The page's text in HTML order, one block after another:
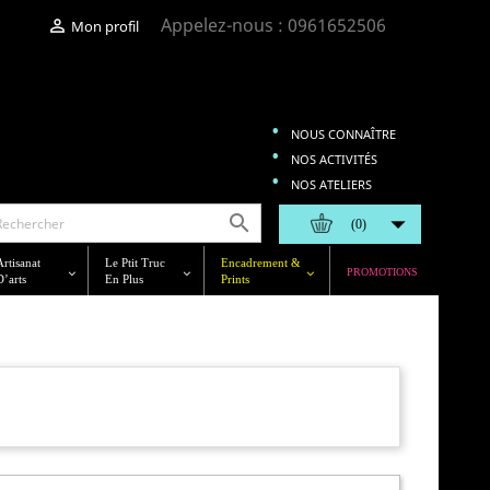
 Mon profil Appelez-nous : 0961652506
NOUS CONNAÎTRE
NOS ACTIVITÉS
NOS ATELIERS
 (0) 
Le Ptit Truc
En Plus
Encadrement &
Prints
PROMOTIONS